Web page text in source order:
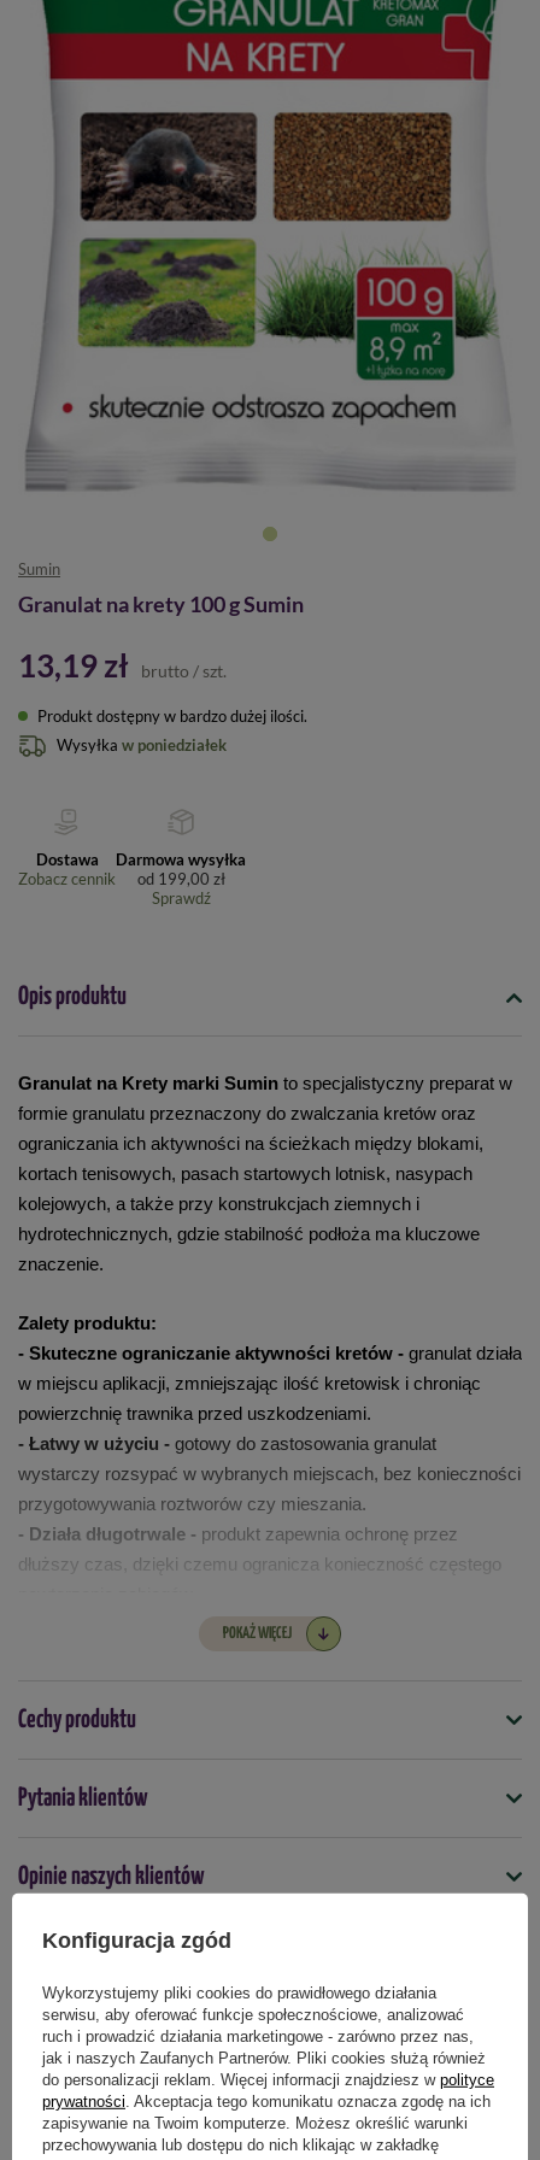
Sumin
Granulat na krety 100 g Sumin
13,19 zł brutto / szt.
Produkt dostępny w bardzo dużej ilości
Wysyłka w poniedziałek
Dostawa
Zobacz cennik
Darmowa wysyłka
od 199,00 zł
Sprawdź
Opis produktu
Granulat na Krety marki Sumin to specjalistyczny preparat w
formie granulatu przeznaczony do zwalczania kretów oraz
ograniczania ich aktywności na ścieżkach między blokami,
kortach tenisowych, pasach startowych lotnisk, nasypach
kolejowych, a także przy konstrukcjach ziemnych i
hydrotechnicznych, gdzie stabilność podłoża ma kluczowe
znaczenie.
Zalety produktu:
- Skuteczne ograniczanie aktywności kretów - granulat działa
w miejscu aplikacji, zmniejszając ilość kretowisk i chroniąc
powierzchnię trawnika przed uszkodzeniami.
- Łatwy w użyciu - gotowy do zastosowania granulat
wystarczy rozsypać w wybranych miejscach, bez konieczności
przygotowywania roztworów czy mieszania.
- Działa długotrwale - produkt zapewnia ochronę przez
dłuższy czas, dzięki czemu ogranicza konieczność częstego
forma granulatu pozwala na
precyzyjne zastosowanie bez bezpośredniego kontaktu z
które są nieprzyjemne dla kretów, co powoduje, że ssaki te
zmniejsza się ilość wykopanych kopców i uszkodzeń trawnika
lub grządek w ogrodzie.
Zastosowanie:
Doskonale sprawdza się na ścieżkach między blokami, kortach
tenisowych, pasach startowych lotnisk, nasypach kolejowych, a
także przy konstrukcjach ziemnych i hydrotechnicznych, gdzie
stabilność podłoża ma kluczowe znaczenie.
Dawkowanie:
POKAŻ WIĘCEJ
Cechy produktu
Symbol
5907102057435
Podmiot odpowiedzialny za ten produkt na terenie UE
Pytania klientów
Opinie naszych klientów
Produkty powiązane
Konfiguracja zgód
Wykorzystujemy pliki cookies do prawidłowego działania
serwisu, aby oferować funkcje społecznościowe, analizować
ruch i prowadzić działania marketingowe - zarówno przez nas,
jak i naszych Zaufanych Partnerów. Pliki cookies służą również
do personalizacji reklam. Więcej informacji znajdziesz w polityce
prywatności . Akceptacja tego komunikatu oznacza zgodę na ich
zapisywanie na Twoim komputerze. Możesz określić warunki
przechowywania lub dostępu do nich klikając w zakładkę